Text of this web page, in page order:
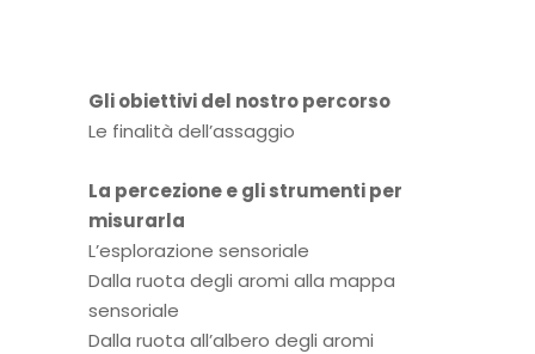
Gli obiettivi del nostro percorso
Le finalità dell’assaggio
La percezione e gli strumenti per
misurarla
L’esplorazione sensoriale
Dalla ruota degli aromi alla mappa
sensoriale
Dalla ruota all’albero degli aromi